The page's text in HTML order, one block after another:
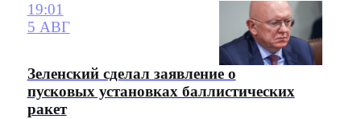
19:01
5 АВГ
Зеленский сделал заявление о
пусковых установках баллистических
ракет